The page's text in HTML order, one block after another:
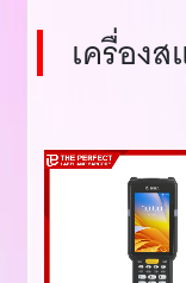
เครื่อง